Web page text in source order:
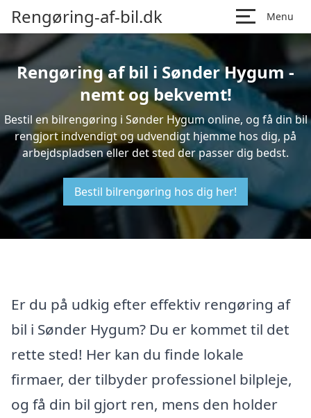
Rengøring-af-bil.dk Menu
Rengøring af bil i Sønder Hygum -
nemt og bekvemt!
Bestil en bilrengøring i Sønder Hygum online, og få din bil
rengjort indvendigt og udvendigt hjemme hos dig, på
arbejdspladsen eller det sted der passer dig bedst.
Bestil bilrengøring hos dig her!
Er du på udkig efter effektiv rengøring af
bil i Sønder Hygum? Du er kommet til det
rette sted! Her kan du finde lokale
firmaer, der tilbyder professionel bilpleje,
og få din bil gjort ren, mens den holder